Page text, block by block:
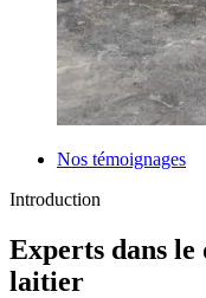
Nos témoignages
Introduction
Experts dans le
laitier